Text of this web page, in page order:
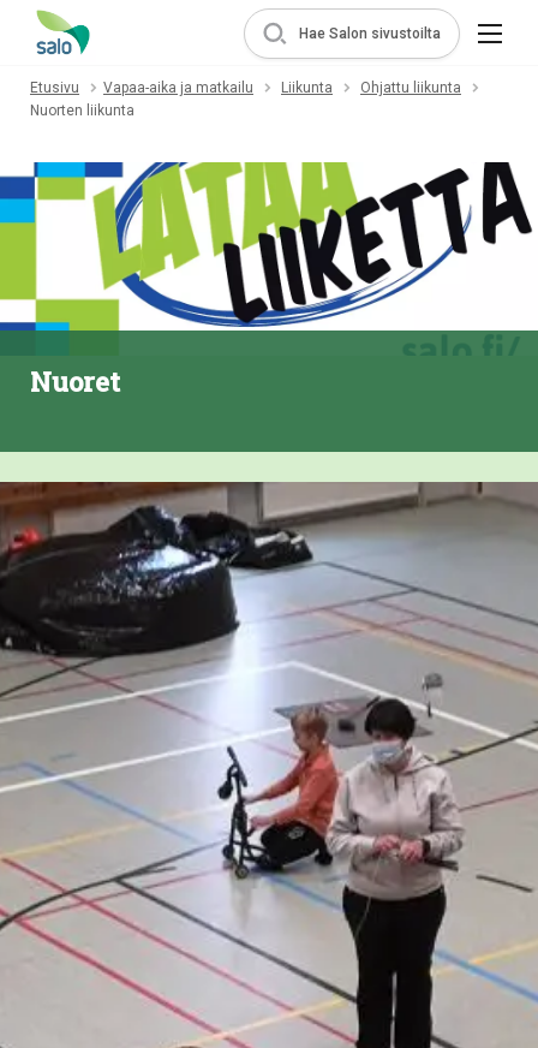
Hae Salon sivustoilta
Etusivu Vapaa-aika ja matkailu Liikunta
Ohjattu liikunta
Nuorten liikunta
Nuoret